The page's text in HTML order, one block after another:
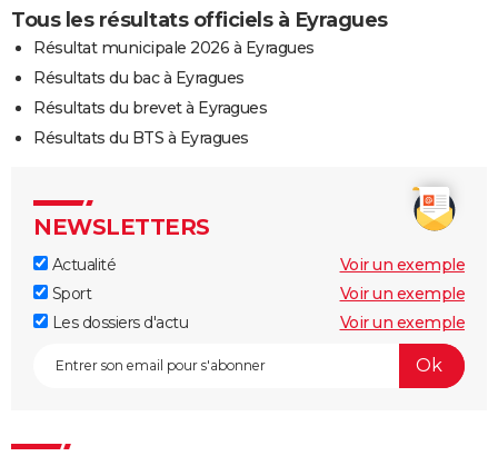
Tous les résultats officiels à Eyragues
Résultat municipale 2026 à Eyragues
Résultats du bac à Eyragues
Résultats du brevet à Eyragues
Résultats du BTS à Eyragues
NEWSLETTERS
Actualité
Voir un exemple
Sport
Voir un exemple
Les dossiers d'actu
Voir un exemple